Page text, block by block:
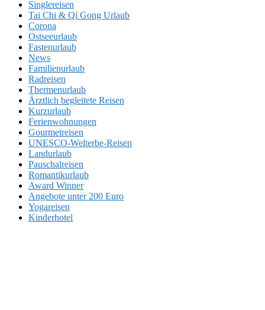
Singlereisen
Tai Chi & Qi Gong Urlaub
Corona
Ostseeurlaub
Fastenurlaub
News
Familienurlaub
Radreisen
Thermenurlaub
Ärztlich begleitete Reisen
Kurzurlaub
Ferienwohnungen
Gourmetreisen
UNESCO-Welterbe-Reisen
Landurlaub
Pauschalreisen
Romantikurlaub
Award Winner
Angebote unter 200 Euro
Yogareisen
Kinderhotel